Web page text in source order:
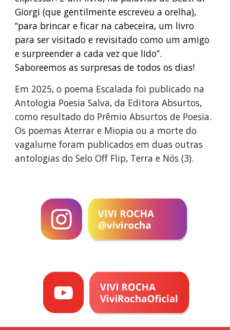
Giorgi (que gentilmente escreveu a orelha),
“para brincar e ficar na cabeceira, um livro
para ser visitado e revisitado como um amigo
e surpreender a cada vez que lido”.
Saboreemos as surpresas de todos os dias!
Em 2025, o poema Escalada foi publicado na
Antologia Poesia Salva, da Editora Absurtos,
como resultado do Prêmio Absurtos de Poesia.
Os poemas Aterrar e Miopia ou a morte do
vagalume foram publicados em duas outras
antologias do Selo Off Flip, Terra e Nós (3).